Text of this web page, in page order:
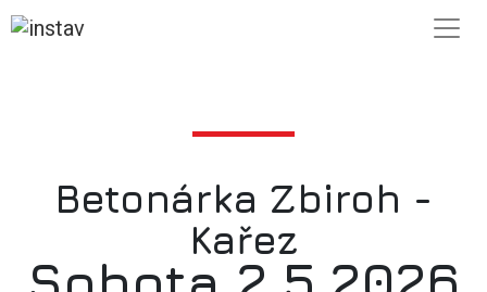
Betonárka Zbiroh -
Kařez